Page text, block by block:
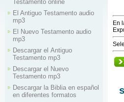
Testamento online
El Antiguo Testamento audio
mp3
El Nuevo Testamento audio
mp3
Descargar el Аntiguo
Testamento mp3
Descargar el Nuevo
Testamento mp3
Descargar la Biblia en español
en diferentes formatos
En